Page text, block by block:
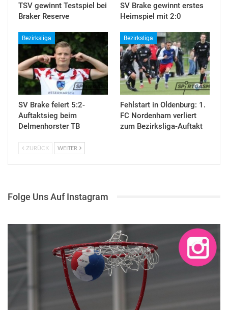
TSV gewinnt Testspiel bei
Braker Reserve
SV Brake gewinnt erstes
Heimspiel mit 2:0
Bezirksliga
SV Brake feiert 5:2-
Auftaktsieg beim
Delmenhorster TB
Bezirksliga
Fehlstart in Oldenburg: 1.
FC Nordenham verliert
zum Bezirksliga-Auftakt
ZURÜCK WEITER
Folge Uns Auf Instagram